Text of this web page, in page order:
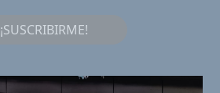
¡SUSCRIBIRME!